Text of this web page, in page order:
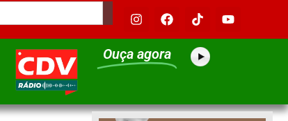
Ouça agora